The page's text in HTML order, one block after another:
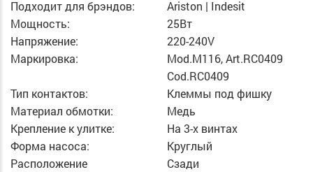
Подходит для брэндов:
Ariston | Indesit
Мощность:
25Вт
Напряжение:
220-240V
Маркировка:
Mod.M116, Art.RC0409
Cod.RC0409
Тип контактов:
Клеммы под фишку
Материал обмотки:
Медь
Крепление к улитке:
На 3-х винтах
Форма насоса:
Круглый
Расположение
Сзади